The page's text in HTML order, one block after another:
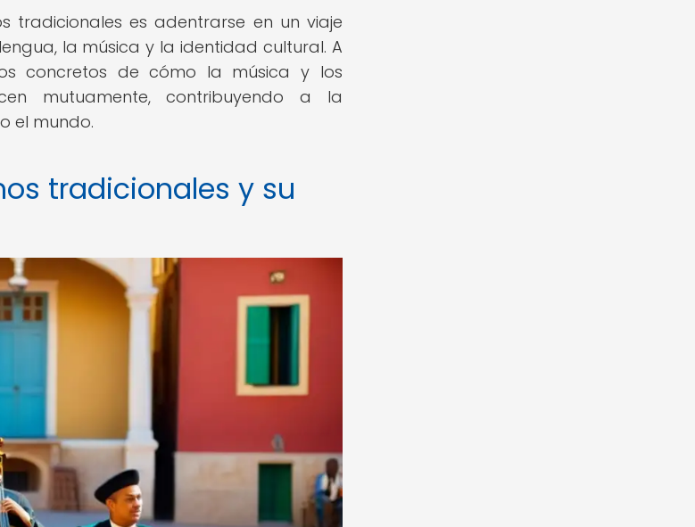
tradicionales es adentrarse en un viaje
la música y la identidad cultural. A
concretos de cómo la música y los
mutuamente, contribuyendo a la
el mundo.
tradicionales y su